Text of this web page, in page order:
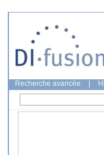
Recherche avancée